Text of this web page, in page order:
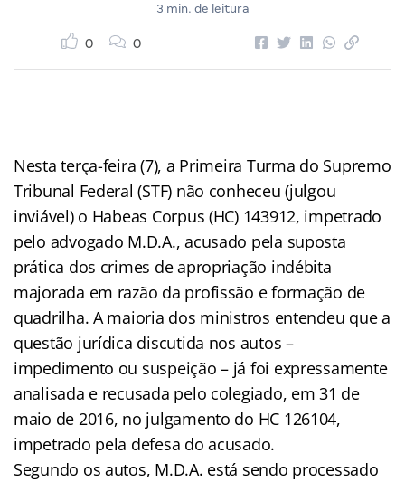
3 min. de leitura
0 0
Nesta terça-feira (7), a Primeira Turma do Supremo
Tribunal Federal (STF) não conheceu (julgou
inviável) o Habeas Corpus (HC) 143912, impetrado
pelo advogado M.D.A., acusado pela suposta
prática dos crimes de apropriação indébita
majorada em razão da profissão e formação de
quadrilha. A maioria dos ministros entendeu que a
questão jurídica discutida nos autos –
impedimento ou suspeição – já foi expressamente
analisada e recusada pelo colegiado, em 31 de
maio de 2016, no julgamento do HC 126104,
impetrado pela defesa do acusado.
Segundo os autos, M.D.A. está sendo processado